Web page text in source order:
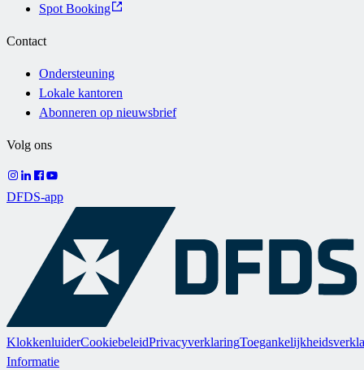
Spot Booking
Contact
Ondersteuning
Lokale kantoren
Abonneren op nieuwsbrief
Volg ons
DFDS-app
KlokkenluiderCookiebeleidPrivacyverklaring
Informatie